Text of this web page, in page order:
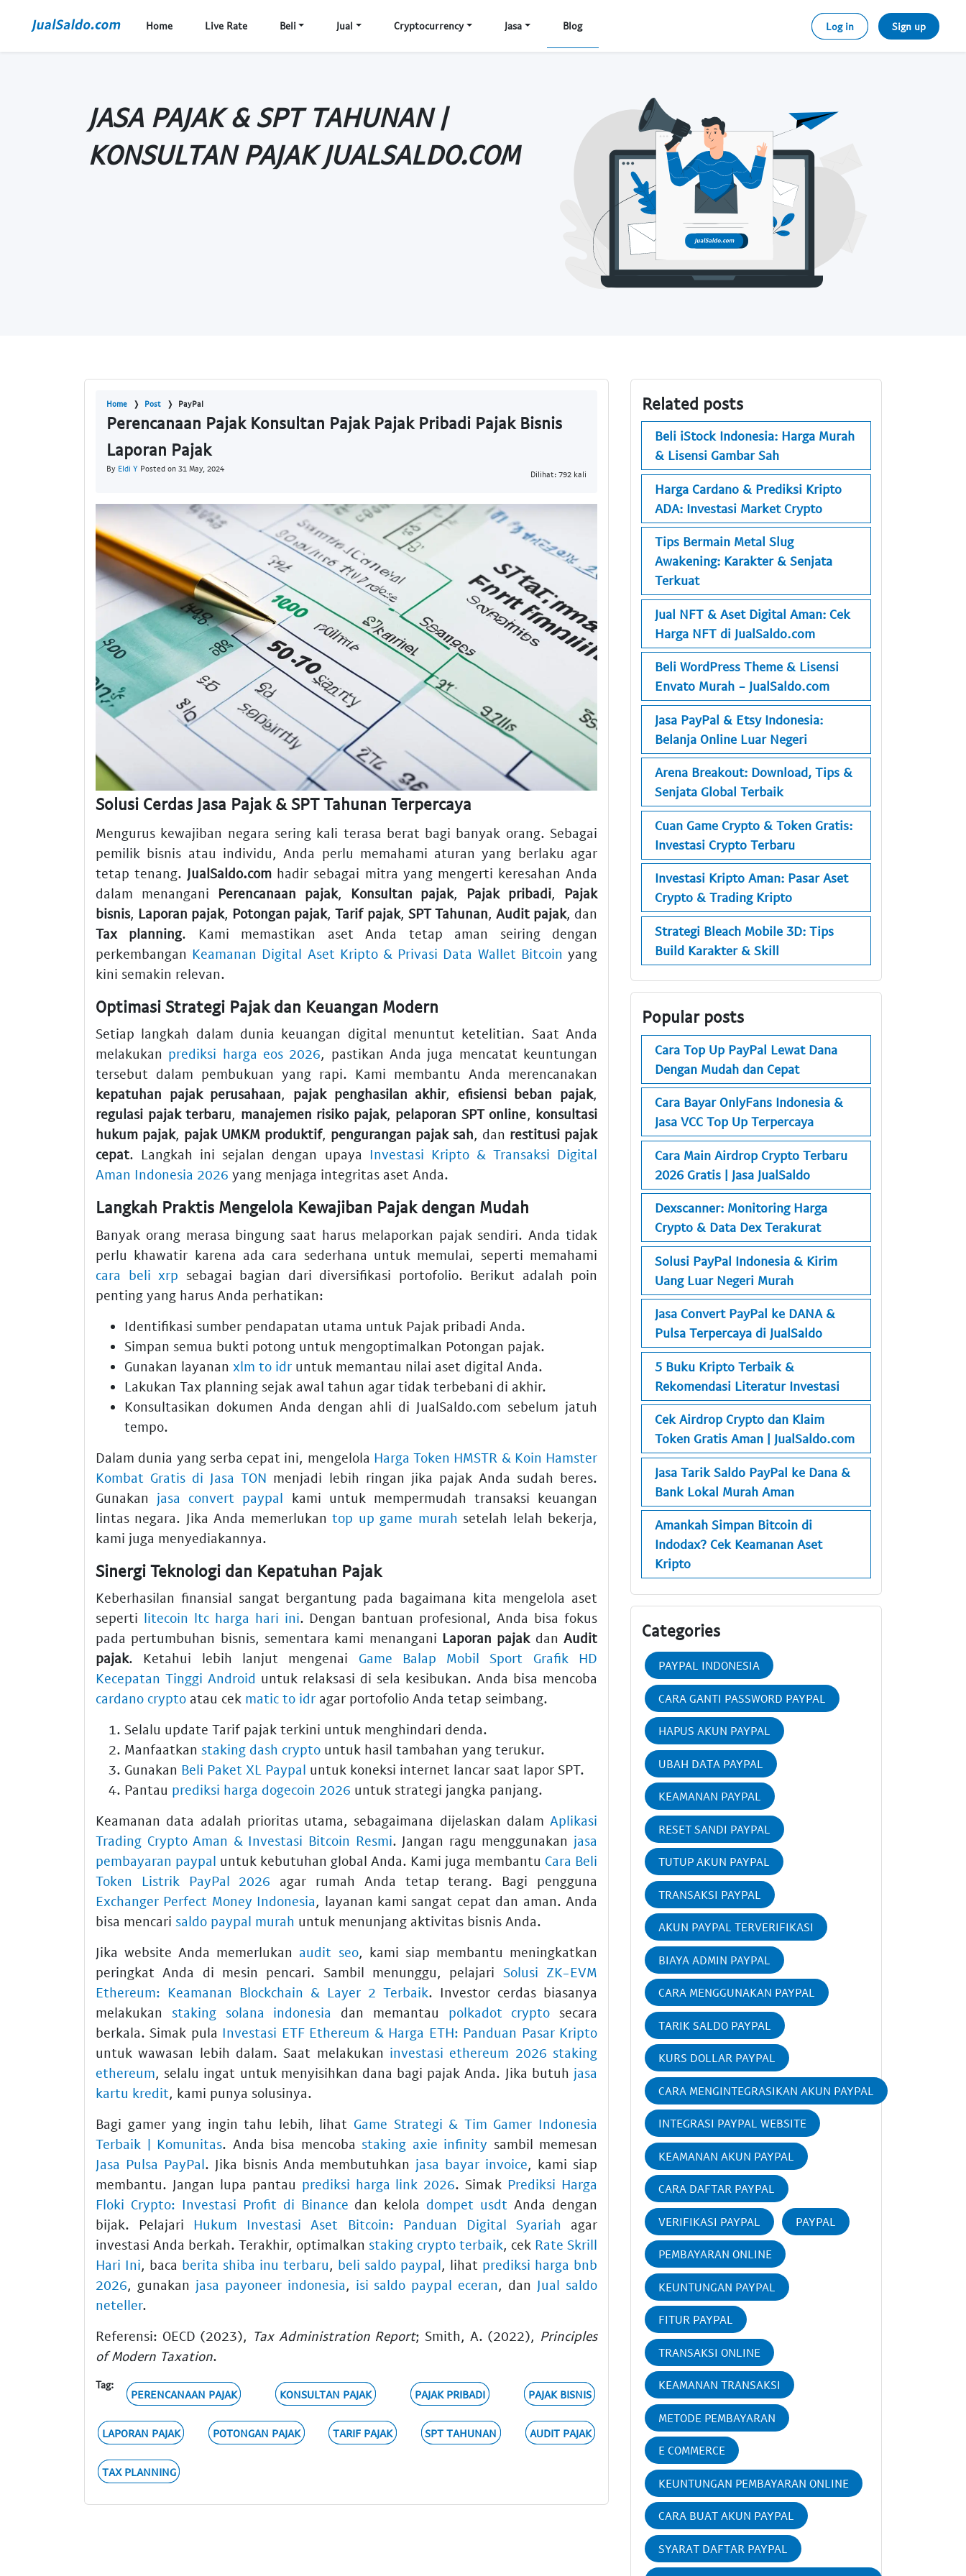
Home Live Rate Beli Jual Cryptocurrency Jasa Blog Log in Sign up
JASA PAJAK & SPT TAHUNAN |
KONSULTAN PAJAK JUALSALDO.COM
Home Post PayPal
Perencanaan Pajak Konsultan Pajak Pajak Pribadi Pajak Bisnis
Laporan Pajak
By Eldi Y Posted on 31 May, 2024
Dilihat: 792 kali
Solusi Cerdas Jasa Pajak & SPT Tahunan Terpercaya
Mengurus kewajiban negara sering kali terasa berat bagi banyak orang. Sebagai
pemilik bisnis atau individu, Anda perlu memahami aturan yang berlaku agar
tetap tenang. JualSaldo.com hadir sebagai mitra yang mengerti keresahan Anda
dalam menangani Perencanaan pajak, Konsultan pajak, Pajak pribadi, Pajak
bisnis, Laporan pajak, Potongan pajak,Tarif pajak, SPT Tahunan, Audit pajak, dan
Tax planning. Kami memastikan aset Anda tetap aman seiring dengan
perkembangan Keamanan Digital Aset Kripto & Privasi Data Wallet Bitcoin yang
kini semakin relevan.
Optimasi Strategi Pajak dan Keuangan Modern
Setiap langkah dalam dunia keuangan digital menuntut ketelitian. Saat Anda
melakukan prediksi harga eos 2026, pastikan Anda juga mencatat keuntungan
tersebut dalam pembukuan yang rapi. Kami membantu Anda merencanakan
kepatuhan pajak perusahaan, pajak penghasilan akhir, efisiensi beban pajak,
regulasi pajak terbaru, manajemen risiko pajak, pelaporan SPT online, konsultasi
hukum pajak, pajak UMKM produktif, pengurangan pajak sah, dan restitusi pajak
cepat. Langkah ini sejalan dengan upaya Investasi Kripto & Transaksi Digital
Aman Indonesia 2026 yang menjaga integritas aset Anda.
Langkah Praktis Mengelola Kewajiban Pajak dengan Mudah
Banyak orang merasa bingung saat harus melaporkan pajak sendiri. Anda tidak
perlu khawatir karena ada cara sederhana untuk memulai, seperti memahami
cara beli xrp sebagai bagian dari diversifikasi portofolio. Berikut adalah poin
penting yang harus Anda perhatikan:
Identifikasi sumber pendapatan utama untuk Pajak pribadi Anda.
Simpan semua bukti potong untuk mengoptimalkan Potongan pajak.
Gunakan layanan xlm to idr untuk memantau nilai aset digital Anda.
Lakukan Tax planning sejak awal tahun agar tidak terbebani di akhir.
Konsultasikan dokumen Anda dengan ahli di JualSaldo.com sebelum jatuh
tempo.
Dalam dunia yang serba cepat ini, mengelola Harga Token HMSTR & Koin Hamster
Kombat Gratis di Jasa TON menjadi lebih ringan jika pajak Anda sudah beres.
Gunakan jasa convert paypal kami untuk mempermudah transaksi keuangan
lintas negara. Jika Anda memerlukantop up game murah setelah lelah bekerja,
kami juga menyediakannya.
Sinergi Teknologi dan Kepatuhan Pajak
Keberhasilan finansial sangat bergantung pada bagaimana kita mengelola aset
seperti litecoin ltc harga hari ini. Dengan bantuan profesional, Anda bisa fokus
pada pertumbuhan bisnis, sementara kami menangani Laporan pajakdanAudit
pajak. Ketahui lebih lanjut mengenai Game Balap Mobil Sport Grafik HD
Kecepatan Tinggi Android untuk relaksasi di sela kesibukan. Anda bisa mencoba
cardano crypto atau cek matic to idr agar portofolio Anda tetap seimbang.
Selalu update Tarif pajak terkini untuk menghindari denda.
Manfaatkan staking dash crypto untuk hasil tambahan yang terukur.
Gunakan Beli Paket XL Paypal untuk koneksi internet lancar saat lapor SPT.
Pantau prediksi harga dogecoin 2026 untuk strategi jangka panjang.
Keamanan data adalah prioritas utama, sebagaimana dijelaskan dalam Aplikasi
Trading Crypto Aman & Investasi Bitcoin Resmi. Jangan ragu menggunakan jasa
pembayaran paypal untuk kebutuhan global Anda. Kami juga membantu Cara Beli
Token Listrik PayPal 2026 agar rumah Anda tetap terang. Bagi pengguna
Exchanger Perfect Money Indonesia, layanan kami sangat cepat dan aman. Anda
bisa mencari saldo paypal murah untuk menunjang aktivitas bisnis Anda.
Jika website Anda memerlukan audit seo, kami siap membantu meningkatkan
peringkat Anda di mesin pencari. Sambil menunggu, pelajari Solusi ZK-EVM
Ethereum: Keamanan Blockchain & Layer 2 Terbaik. Investor cerdas biasanya
melakukan staking solana indonesia dan memantau polkadot crypto secara
berkala. Simak pula Investasi ETF Ethereum & Harga ETH: Panduan Pasar Kripto
untuk wawasan lebih dalam. Saat melakukan investasi ethereum 2026 staking
ethereum, selalu ingat untuk menyisihkan dana bagi pajak Anda. Jika butuh jasa
kartu kredit, kami punya solusinya.
Bagi gamer yang ingin tahu lebih, lihat Game Strategi & Tim Gamer Indonesia
Terbaik | Komunitas. Anda bisa mencoba staking axie infinity sambil memesan
Jasa Pulsa PayPal. Jika bisnis Anda membutuhkan jasa bayar invoice, kami siap
membantu. Jangan lupa pantau prediksi harga link 2026. Simak Prediksi Harga
Floki Crypto: Investasi Profit di Binance dan kelola dompet usdt Anda dengan
bijak. Pelajari Hukum Investasi Aset Bitcoin: Panduan Digital Syariah agar
investasi Anda berkah. Terakhir, optimalkan staking crypto terbaik, cek Rate Skrill
Hari Ini, baca berita shiba inu terbaru, beli saldo paypal, lihat prediksi harga bnb
2026, gunakan jasa payoneer indonesia, isi saldo paypal eceran, dan Jual saldo
neteller.
Referensi: OECD (2023), Tax Administration Report; Smith, A. (2022), Principles
of Modern Taxation.
Tag:
PERENCANAAN PAJAK KONSULTAN PAJAK PAJAK PRIBADI PAJAK BISNIS
LAPORAN PAJAK POTONGAN PAJAK TARIF PAJAK SPT TAHUNAN AUDIT PAJAK
TAX PLANNING
Related posts
Beli iStock Indonesia: Harga Murah
& Lisensi Gambar Sah
Harga Cardano & Prediksi Kripto
ADA: Investasi Market Crypto
Tips Bermain Metal Slug
Awakening: Karakter & Senjata
Terkuat
Jual NFT & Aset Digital Aman: Cek
Harga NFT di JualSaldo.com
Beli WordPress Theme & Lisensi
Envato Murah - JualSaldo.com
Jasa PayPal & Etsy Indonesia:
Belanja Online Luar Negeri
Arena Breakout: Download, Tips &
Senjata Global Terbaik
Cuan Game Crypto & Token Gratis:
Investasi Crypto Terbaru
Investasi Kripto Aman: Pasar Aset
Crypto & Trading Kripto
Strategi Bleach Mobile 3D: Tips
Build Karakter & Skill
Popular posts
Cara Top Up PayPal Lewat Dana
Dengan Mudah dan Cepat
Cara Bayar OnlyFans Indonesia &
Jasa VCC Top Up Terpercaya
Cara Main Airdrop Crypto Terbaru
2026 Gratis | Jasa JualSaldo
Dexscanner: Monitoring Harga
Crypto & Data Dex Terakurat
Solusi PayPal Indonesia & Kirim
Uang Luar Negeri Murah
Jasa Convert PayPal ke DANA &
Pulsa Terpercaya di JualSaldo
5 Buku Kripto Terbaik &
Rekomendasi Literatur Investasi
Cek Airdrop Crypto dan Klaim
Token Gratis Aman | JualSaldo.com
Jasa Tarik Saldo PayPal ke Dana &
Bank Lokal Murah Aman
Amankah Simpan Bitcoin di
Indodax? Cek Keamanan Aset
Kripto
Categories
PAYPAL INDONESIA
CARA GANTI PASSWORD PAYPAL
HAPUS AKUN PAYPAL
UBAH DATA PAYPAL
KEAMANAN PAYPAL
RESET SANDI PAYPAL
TUTUP AKUN PAYPAL
TRANSAKSI PAYPAL
AKUN PAYPAL TERVERIFIKASI
BIAYA ADMIN PAYPAL
CARA MENGGUNAKAN PAYPAL
TARIK SALDO PAYPAL
KURS DOLLAR PAYPAL
CARA MENGINTEGRASIKAN AKUN PAYPAL
INTEGRASI PAYPAL WEBSITE
KEAMANAN AKUN PAYPAL
CARA DAFTAR PAYPAL
VERIFIKASI PAYPAL PAYPAL
PEMBAYARAN ONLINE
KEUNTUNGAN PAYPAL
FITUR PAYPAL
TRANSAKSI ONLINE
KEAMANAN TRANSAKSI
METODE PEMBAYARAN
E COMMERCE
KEUNTUNGAN PEMBAYARAN ONLINE
CARA BUAT AKUN PAYPAL
SYARAT DAFTAR PAYPAL